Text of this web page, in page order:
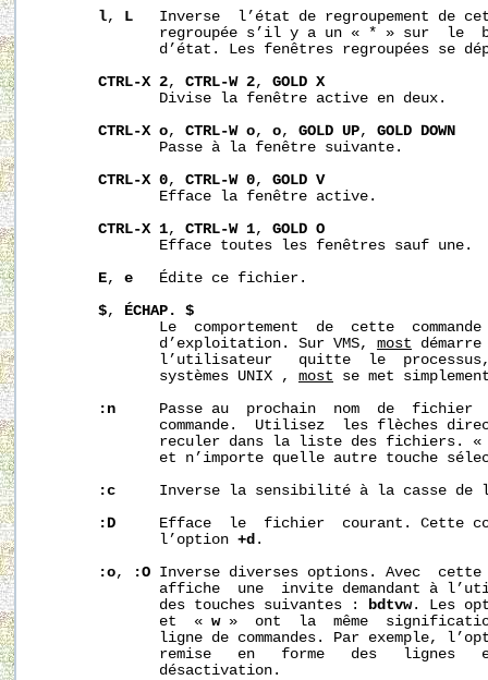
l, L
Inverse  l’état de regroupement de
regroupée s’il y a un « * » sur  le
d’état. Les fenêtres regroupées se
CTRL-X 2, CTRL-W 2, GOLD X
              Divise la fenêtre active en deux.
CTRL-X o, CTRL-W o, o, GOLD UP, GOLD DOWN
              Passe à la fenêtre suivante.
CTRL-X 0, CTRL-W 0, GOLD V
              Efface la fenêtre active.
CTRL-X 1, CTRL-W 1, GOLD O
              Efface toutes les fenêtres sauf une.
E, e
   Édite ce fichier.
$, ÉCHAP.
$
Le  comportement  de  cette
              d’exploitation. Sur VMS,
most
l’utilisateur   quitte  le
              systèmes UNIX ,
most se met
:n
Passe au  prochain  nom  de  fichier
commande.  Utilisez  les flèches
reculer dans la liste des fichiers.
et n’importe quelle autre touche
:c
Inverse la sensibilité à la casse de
:D
Efface  le  fichier  courant. Cette
              l’option
+d .
:o, :O Inverse diverses options. Avec
affiche  une  invite demandant à
              des touches suivantes :
bdtvw. Les
              et  «
w »  ont  la  même
ligne de commandes. Par exemple,
remise   en   forme   des   lignes
              désactivation.